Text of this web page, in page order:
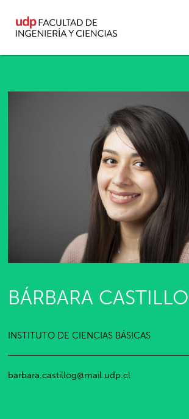
BÁRBARA
INSTITUTO DE CIENCIAS BÁSICAS
barbara.castillog@mail.udp.cl